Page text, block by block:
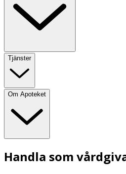
Tjänster
Om Apoteket
Handla som